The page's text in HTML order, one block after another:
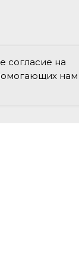
согласие на
нам